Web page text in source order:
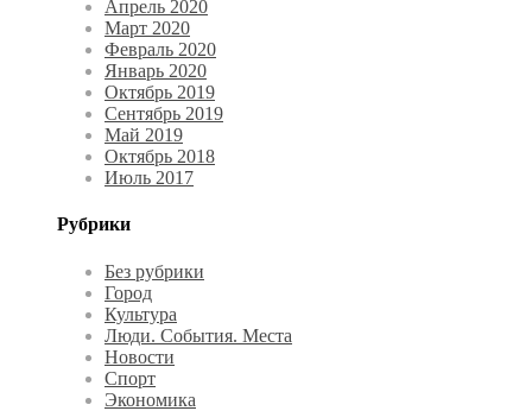
Апрель 2020
Март 2020
Февраль 2020
Январь 2020
Октябрь 2019
Сентябрь 2019
Май 2019
Октябрь 2018
Июль 2017
Рубрики
Без рубрики
Город
Культура
Люди. События. Места
Новости
Спорт
Экономика